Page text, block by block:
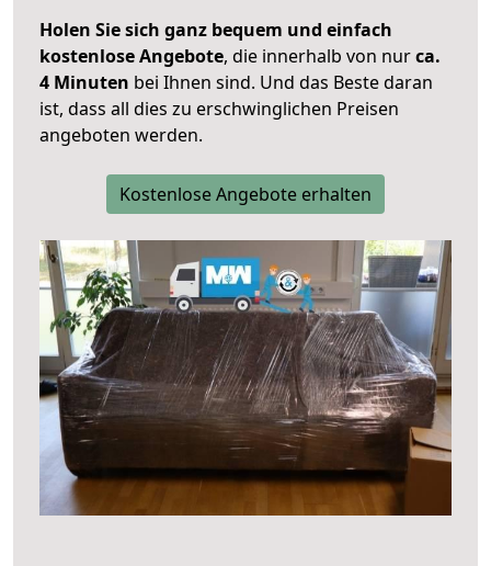
Holen Sie sich ganz bequem und einfach
kostenlose Angebote, die innerhalb von nurca.
4 Minuten bei Ihnen sind. Und das Beste daran
ist, dass all dies zu erschwinglichen Preisen
angeboten werden.
Kostenlose Angebote erhalten